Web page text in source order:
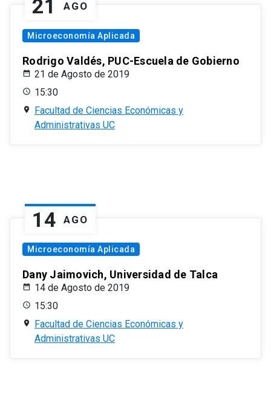
21 AGO
Microeconomía Aplicada
Rodrigo Valdés, PUC-Escuela de Gobierno
21 de Agosto de 2019
15:30
Facultad de Ciencias Económicas y
Administrativas UC
14 AGO
Microeconomía Aplicada
Dany Jaimovich, Universidad de Talca
14 de Agosto de 2019
15:30
Facultad de Ciencias Económicas y
Administrativas UC